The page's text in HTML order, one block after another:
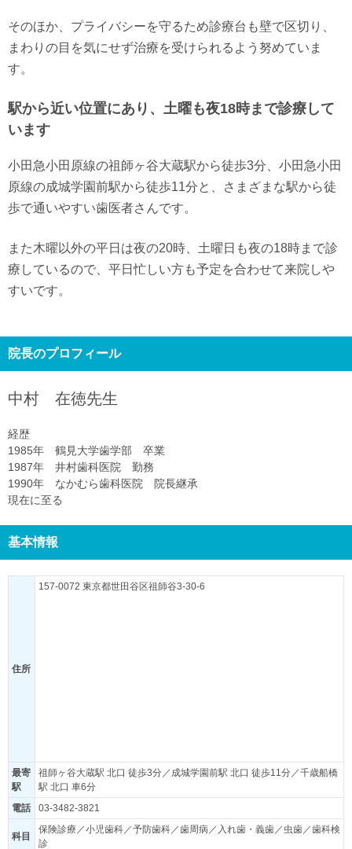
そのほか、プライバシーを守るため診療台も壁で区切り、
まわりの目を気にせず治療を受けられるよう努めていま
す。
駅から近い位置にあり、土曜も夜18時まで診療して
います
小田急小田原線の祖師ヶ谷大蔵駅から徒歩3分、小田急小田
原線の成城学園前駅から徒歩11分と、さまざまな駅から徒
歩で通いやすい歯医者さんです。
また木曜以外の平日は夜の20時、土曜日も夜の18時まで診
療しているので、平日忙しい方も予定を合わせて来院しや
すいです。
院長のプロフィール
中村 在徳先生
経歴
1985年 鶴見大学歯学部 卒業
1987年 井村歯科医院 勤務
1990年 なかむら歯科医院 院長継承
現在に至る
基本情報
住所
157-0072 東京都世田谷区祖師谷3-30-6
最寄
駅
祖師ヶ谷大蔵駅 北口 徒歩3分／成城学園前駅 北口 徒歩11分／千歳船橋
駅 北口 車6分
電話
03-3482-3821
科目
保険診療／小児歯科／予防歯科／歯周病／入れ歯・義歯／虫歯／歯科検
診